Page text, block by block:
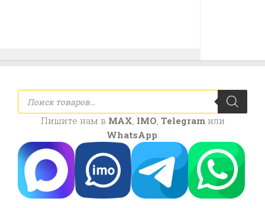
Поиск
товаров
Пишите нам в MAX, IMO, Telegramили
WhatsApp: